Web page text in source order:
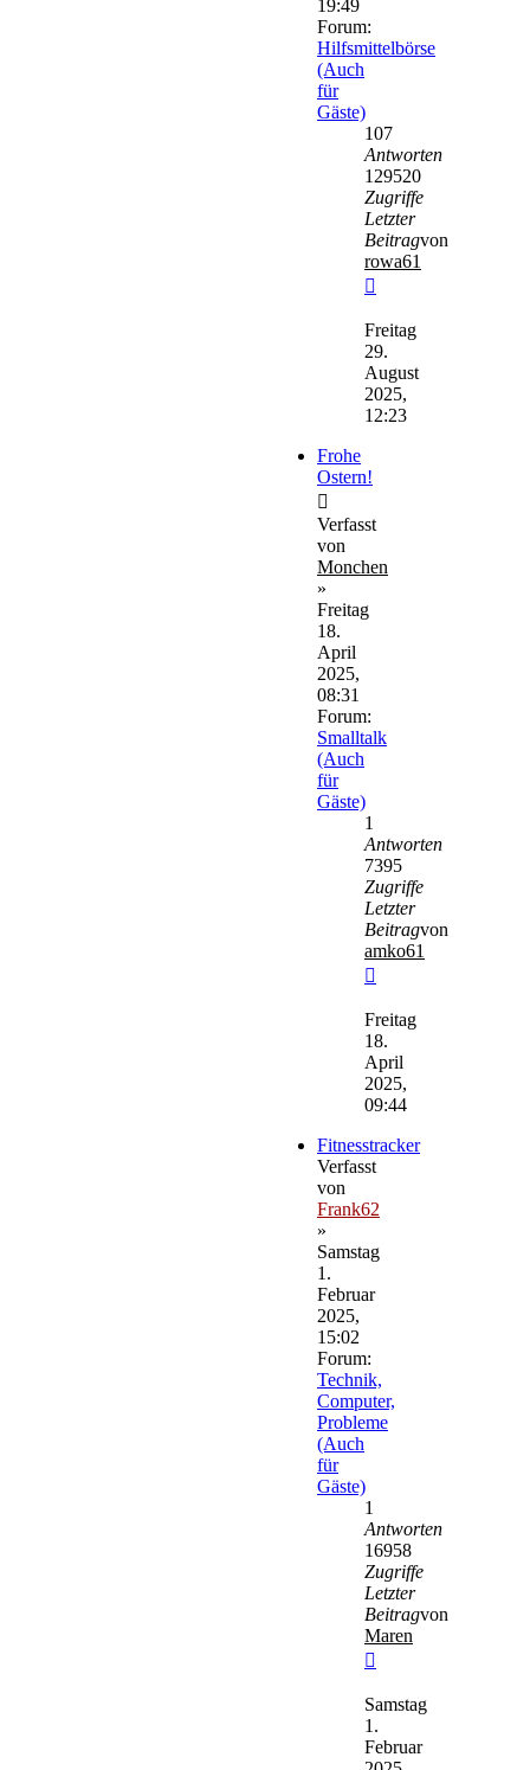
19:49
Forum:
Hilfsmittelbörse
(Auch
für
Gäste)
107
Antworten
129520
Zugriffe
Letzter
Beitragvon
rowa61
Beitrag
Freitag
29.
August
2025,
12:23
Frohe
Ostern!
Verfasst
von
Monchen
»
Freitag
18.
April
2025,
08:31
Forum:
Smalltalk
(Auch
für
Gäste)
1
Antworten
7395
Zugriffe
Letzter
Beitragvon
amko61
Beitrag
Freitag
18.
April
2025,
09:44
Fitnesstracker
Verfasst
von
Frank62
»
Samstag
1.
Februar
2025,
15:02
Forum:
Technik,
Computer,
Probleme
(Auch
für
Gäste)
1
Antworten
16958
Zugriffe
Letzter
Beitragvon
Maren
Beitrag
Samstag
1.
Februar